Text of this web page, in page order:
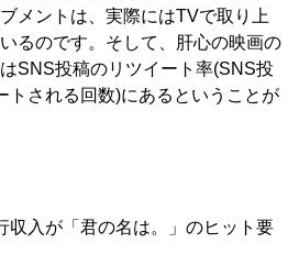
メントは、実際にはTVで取り上
るのです。そして、肝心の映画の
SNS投稿のリツイート率(SNS投
トされる回数)にあるということが
収入が「君の名は。」のヒット要